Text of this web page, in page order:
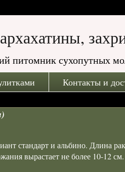
питомник сухопутных
Контакты и
стандарт и альбино. Длина
вырастает не более 10-12 см.